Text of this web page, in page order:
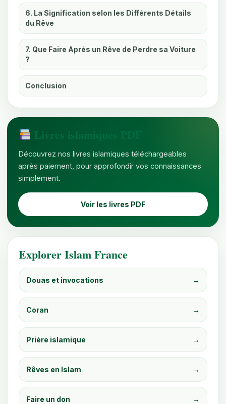
6. La Signification selon les Différents Détails
du Rêve
7. Que Faire Après un Rêve de Perdre sa Voiture
?
Conclusion
Livres islamiques PDF
Découvrez nos livres islamiques téléchargeables
après paiement, pour approfondir vos connaissances
simplement.
Voir les livres PDF
Explorer Islam France
Douas et invocations →
Coran →
Prière islamique →
Rêves en Islam →
Faire un don →